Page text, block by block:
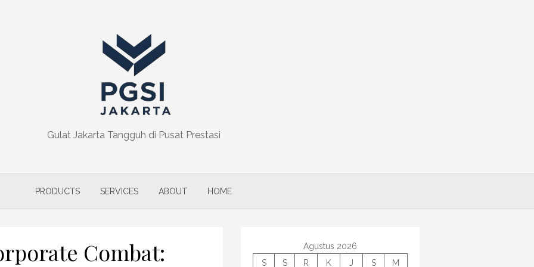
Gulat Jakarta Tangguh di Pusat Prestasi
PRODUCTS SERVICES ABOUT HOME
Combat:
Agustus 2026
S
S R K J S
M